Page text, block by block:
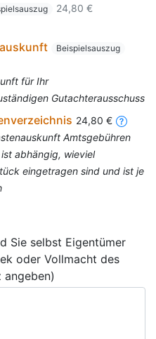
24,80 €
Beispielsauszug
für Ihr
Gutachterausschuss
24,80 €
Amtsgebühren
abhängig, wieviel
eingetragen sind und ist je
Sie selbst Eigentümer
oder Vollmacht des
angeben)